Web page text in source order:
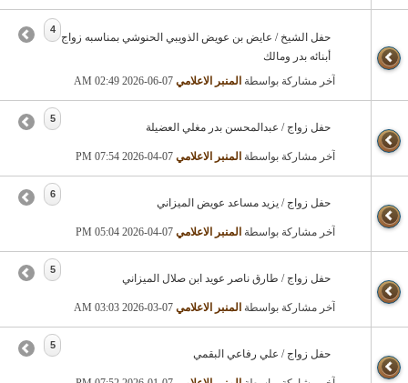
حفل الشيخ / عايض بن عويض الذويبي الحنوشي بمناسبه زواج
أبنائه بدر ومالك
آخر مشاركة بواسطة المنبر الاعلامي 02:49 AM
4
حفل زواج / عبدالمحسن بدر مغلي العضيلة
آخر مشاركة بواسطة المنبر الاعلامي 07:54 PM
5
حفل زواج / يزيد مساعد عويض الميزاني
آخر مشاركة بواسطة المنبر الاعلامي 05:04 PM
6
حفل زواج / طارق ناصر عويد ابن صلال الميزاني
آخر مشاركة بواسطة المنبر الاعلامي 03:03 AM
5
حفل زواج / علي رفاعي البقمي
5